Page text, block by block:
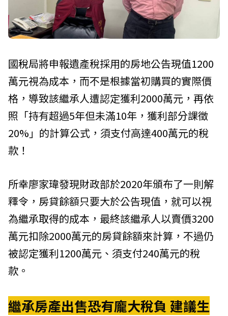
國稅局將申報遺產稅採用的房地公告現值1200
萬元視為成本，而不是根據當初購買的實際價
格，導致該繼承人遭認定獲利2000萬元，再依
照「持有超過5年但未滿10年，獲利部分課徵
20%」的計算公式，須支付高達400萬元的稅
款！
所幸廖家瑋發現財政部於2020年頒布了一則解
釋令，房貸餘額只要大於公告現值，就可以視
為繼承取得的成本，最終該繼承人以賣價3200
萬元扣除2000萬元的房貸餘額來計算，不過仍
被認定獲利1200萬元、須支付240萬元的稅
款。
繼承房產出售恐有龐大稅負 建議生